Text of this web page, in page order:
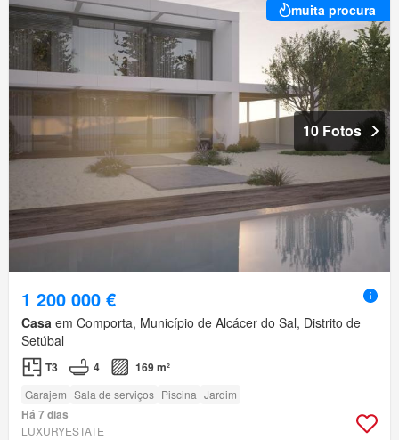
muita procura
10 Fotos
1 200 000 €
Casa em Comporta, Município de Alcácer do Sal, Distrito de
Setúbal
T3 4 169 m²
Garajem Sala de serviços Piscina Jardim
Há 7 dias
LUXURYESTATE